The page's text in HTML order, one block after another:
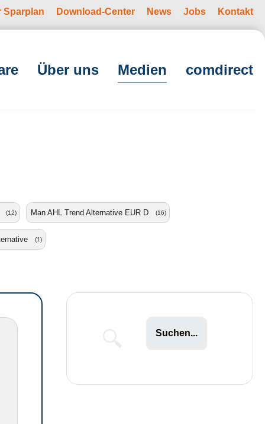
Sparplan Download-Center News Jobs Kontakt
Über uns Medien (current)
comdirect
(12) Man AHL Trend Alternative EUR D (16)
(1)
Suchen...